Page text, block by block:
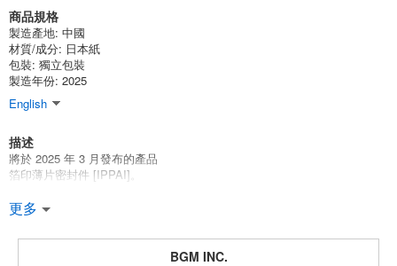
商品規格
製造產地: 中國
材質/成分: 日本紙
包裝: 獨立包裝
製造年份: 2025
English
描述
將於 2025 年 3 月發布的產品
箔印薄片密封件 [IPPAI]。
15 種設計 x 3 45 件。
備受歡迎的 IPPAI 系列中的第三款！
備受歡迎的 IPPAI 系列的第三款。
更多
BGM INC.